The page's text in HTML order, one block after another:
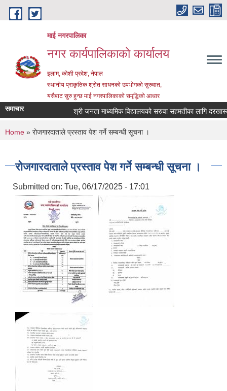
Skip to main content
माई नगरपालिका
नगर कार्यपालिकाको कार्यालय
इलाम, कोशी प्रदेश, नेपाल
स्थानीय प्राकृतिक श्रोत साधनको उपभोगको सुरुवात,
यसैबाट सुरु हुन्छ माई नगरपालिकाको समृद्धिको आधार
समाचार श्री जनता माध्यमिक विद्यालयको सरुवा सहमतीका लागि दरखास्त
You are here
Home » रोजगारदाताले प्रस्ताव पेश गर्ने सम्बन्धी सूचना ।
रोजगारदाताले प्रस्ताव पेश गर्ने सम्बन्धी सूचना ।
Submitted on: Tue, 06/17/2025 - 17:01